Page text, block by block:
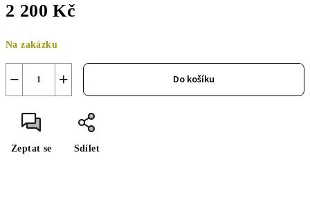
2 200 Kč
cena:
Na zakázku
+
− Do košíku
Zeptat se Sdílet